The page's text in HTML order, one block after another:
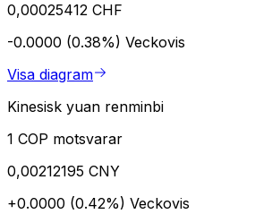
0,00025412 CHF
-0.0000 (0.38%) Veckovis
Visa diagram
Kinesisk yuan renminbi
1 COP motsvarar
0,00212195 CNY
+0.0000 (0.42%) Veckovis